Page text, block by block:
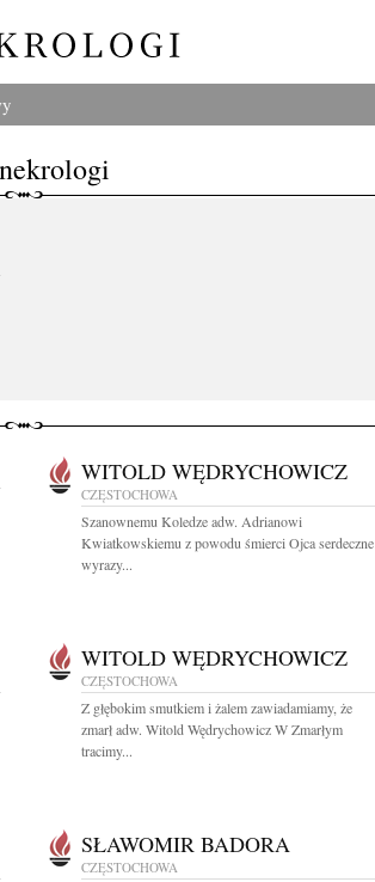
WITOLD WĘDRYCHOWICZ
CZĘSTOCHOWA
Szanownemu Koledze adw. Adrianowi
Kwiatkowskiemu z powodu śmierci Ojca serdeczne
wyrazy...
WITOLD WĘDRYCHOWICZ
CZĘSTOCHOWA
Z głębokim smutkiem i żalem zawiadamiamy, że
zmarł adw. Witold Wędrychowicz W Zmarłym
tracimy...
SŁAWOMIR BADORA
CZĘSTOCHOWA